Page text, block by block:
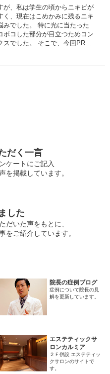
が、私は学生の頃からニキビが
く、現在はこめかみに残るニキ
みでした。 特に光に当たった
ボコした部分が目立つためコン
スでした。 そこで、今回PR...
だく一言
ケートにご記入
を掲載しています。
した
だいた声をもとに、
をご紹介しています。
院長の症例ブログ
症例について院長の見
解を更新しています。
エステティックサ
ロンカルミア
２Ｆ併設 エステティッ
クサロンのサイトで
す。